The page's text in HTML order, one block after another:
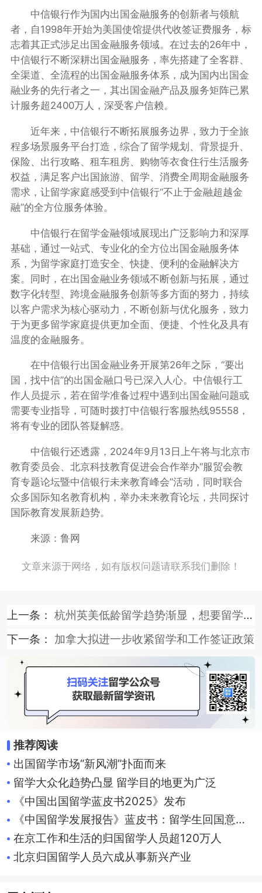
中信银行作为国内出国金融服务的创新者与领航
者，自1998年开始为美国使馆提供代收签证费服务，标
志着其正式涉足出国金融服务领域。在过去的26年中，
中信银行不断深耕出国金融服务，率先搭建了全客群、
全渠道、全流程的出国金融服务体系，成为国内出国金
融业务的先行者之一，其出国金融产品及服务矩阵已累
计服务超2400万人，深受客户信赖。
近年来，中信银行不断拓展服务边界，致力于全旅
程多场景服务平台打造，综合了留学规划、背景提升、
保险、出行攻略、租车租房、购物等衣食住行生活服务
权益，满足客户出国旅游、留学、消费全周期金融服务
需求，让留学家庭感受到中信银行“不止于金融超越金
融”的全方位服务体验。
中信银行在留学金融领域展现出广泛影响力和深厚
基础，通过一站式、专业化的全方位出国金融服务体
系，为留学家庭打造安全、快捷、便利的金融解决方
案。同时，在出国金融业务领域不断创新与拓展，通过
数字化转型、跨境金融服务创新等多方面的努力，持续
以客户需求为核心驱动力，不断创新与优化服务，致力
于为更多留学家庭提供更加全面、便捷、个性化及具有
温度的金融服务。
在中信银行出国金融业务开展第26年之际，“要出
国，找中信”的出国金融口号已深入人心。中信银行工
作人员提示，若在留学准备过程中遇到出国金融问题或
需要专业指导，可随时拨打中信银行客服热线95558，
将有专业的团队答疑解惑。
中信银行还透露，2024年9月13日上午将与北京市
教育委员会、北京科技教育促进会合作举办“服贸会教
育专题论坛暨中信银行未来教育峰会”活动，同时联合
众多国际知名教育机构，举办未来教育论坛，共同探讨
国际教育发展新趋势。
来源：鲁网
文章来源于网络，如有版权问题请联系我们删除！
上一条： 杭州英美低龄留学趋势渐显，想要留学需早规划
下一条： 加拿大拟进一步收紧留学和工作签证政策
推荐阅读
出国留学市场“新风潮”扑面而来
留学大众化趋势凸显 留学目的地更为广泛
《中国出国留学蓝皮书2025》发布
《中国留学发展报告》蓝皮书：留学生回国意愿增强
在京工作和生活的归国留学人员超120万人
北京归国留学人员六成从事新兴产业